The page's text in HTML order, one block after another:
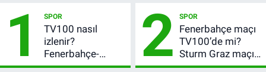
1 SPOR
TV100 nasıl
izlenir?
Fenerbahçe-
Sturm Graz maçı
2 SPOR
Fenerbahçe maçı
TV100’de mi?
Sturm Graz maçı
hangi kanalda,